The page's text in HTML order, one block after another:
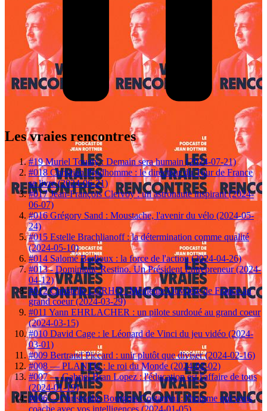
Les vraies rencontres
#19 Muriel Touaty : Demain sera humain (2024-07-21)
#018 Christian Prudhomme : le directeur du Tour de France
se livre (2024-06-21)
#017 Jean-François Clervoy : un astronaute inspirant (2024-
06-07)
#016 Grégory Sand : Moustache, l'avenir du vélo (2024-05-
24)
#015 Estelle Brachlianoff : la détermination comme qualité
(2024-05-10)
#014 Salomé Berlioux : la force de l'action (2024-04-26)
#013 - Dominique Restino. Un Président Entrepreneur (2024-
04-12)
#012 Christelle LORHO : Meilleure Ouvrière de France au
grand coeur (2024-03-29)
#011 Yann EHRLACHER : un pilote surdoué au grand coeur
(2024-03-15)
#010 David Cage : le Léonard de Vinci du jeu vidéo (2024-
03-01)
#009 Bertrand Piccard : unir plutôt que diviser (2024-02-16)
#008 — PLANTU : le roi du Monde (2024-02-02)
#007 — Gabriel Bran Lopez : l'éducation est l'affaire de tous
(2024-01-19)
#006 —Christophe Bourgois Costantini : l'homme qui vous
coache avec vos intelligences (2024-01-05)